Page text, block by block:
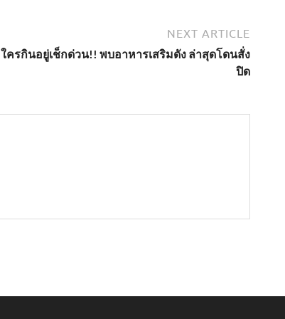
NEXT ARTICLE
ใครกินอยู่เช็กด่วน!! พบอาหารเสริมดัง ล่าสุดโดนสั่ง
ปิด